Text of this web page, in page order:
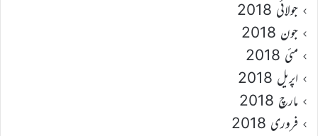
جولائی 2018
جون 2018
مئی 2018
اپریل 2018
مارچ 2018
فروری 2018